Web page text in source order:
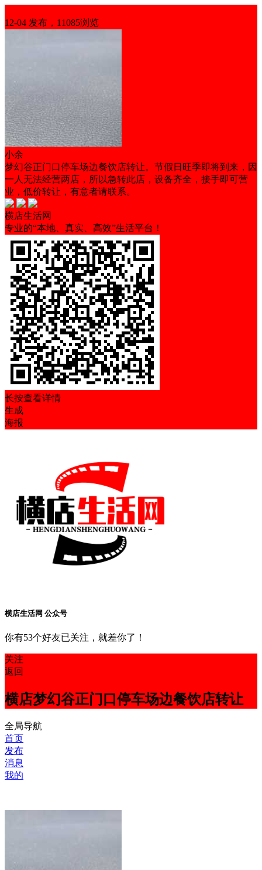
12-04 发布，11085浏览
小余
梦幻谷正门口停车场边餐饮店转让。节假日旺季即将到来，因
一人无法经营两店，所以急转此店，设备齐全，接手即可营
业，低价转让，有意者请联系。
横店生活网
专业的“本地、真实、高效”生活平台！
长按查看详情
生成
海报
横店生活网 公众号
你有53个好友已关注，就差你了！
关注
返回
横店梦幻谷正门口停车场边餐饮店转让
全局导航
首页
发布
消息
我的